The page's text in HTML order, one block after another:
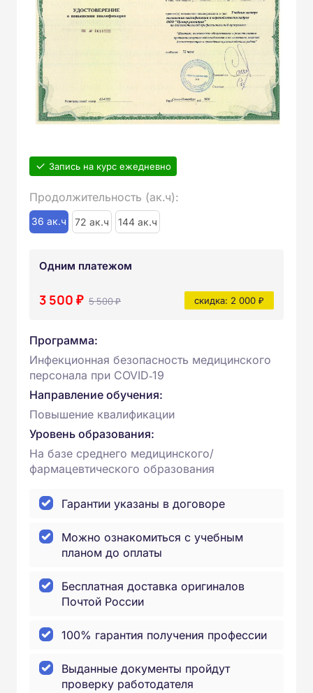
Запись на курс ежедневно
Продолжительность (ак.ч):
36 ак.ч 72 ак.ч 144 ак.ч
Одним платежом
3 500 ₽ 5 500 ₽ скидка: 2 000 ₽
Программа:
Инфекционная безопасность медицинского
персонала при COVID‑19
Направление обучения:
Повышение квалификации
Уровень образования:
На базе среднего медицинского/
фармацевтического образования
Гарантии указаны в договоре
Можно ознакомиться с учебным
планом до оплаты
Бесплатная доставка оригиналов
Почтой России
100% гарантия получения профессии
Выданные документы пройдут
проверку работодателя